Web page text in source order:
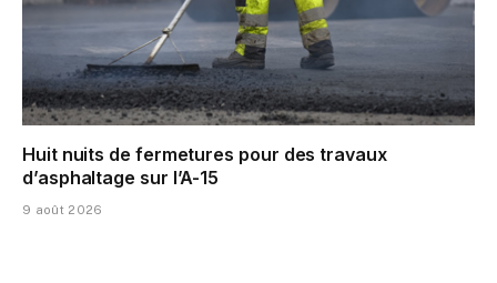
Huit nuits de fermetures pour des travaux
d’asphaltage sur l’A-15
9 août 2026